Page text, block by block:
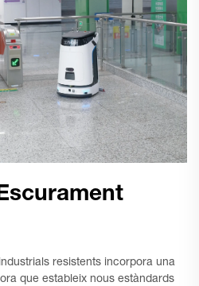
resistents incorpora una
que estableix nous estàndards